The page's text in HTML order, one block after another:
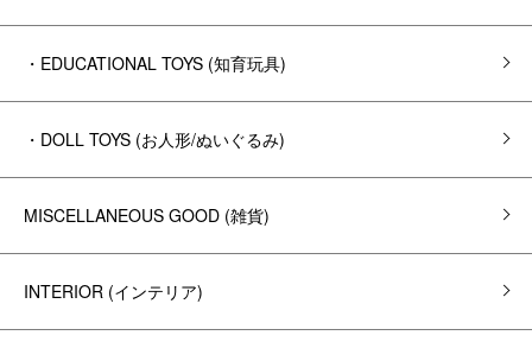
・EDUCATIONAL TOYS (知育玩具)
・DOLL TOYS (お人形/ぬいぐるみ)
MISCELLANEOUS GOOD (雑貨)
INTERIOR (インテリア)